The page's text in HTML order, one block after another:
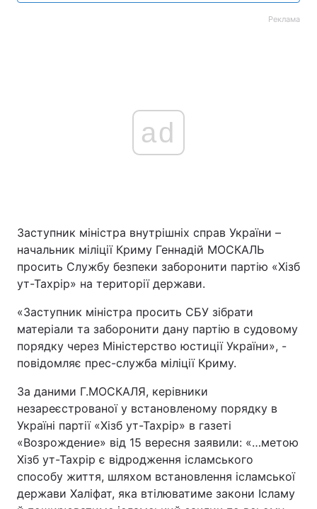
Реклама
ad
Заступник міністра внутрішніх справ України –
начальник міліції Криму Геннадій МОСКАЛЬ
просить Службу безпеки заборонити партію «Хізб
ут-Тахрір» на території держави.
«Заступник міністра просить СБУ зібрати
матеріали та заборонити дану партію в судовому
порядку через Міністерство юстиції України», -
повідомляє прес-служба міліції Криму.
За даними Г.МОСКАЛЯ, керівники
незареєстрованої у встановленому порядку в
Україні партії «Хізб ут-Тахрір» в газеті
«Возрождение» від 15 вересня заявили: «…метою
Хізб ут-Тахрір є відродження ісламського
способу життя, шляхом встановлення ісламської
держави Халіфат, яка втілюватиме закони Ісламу